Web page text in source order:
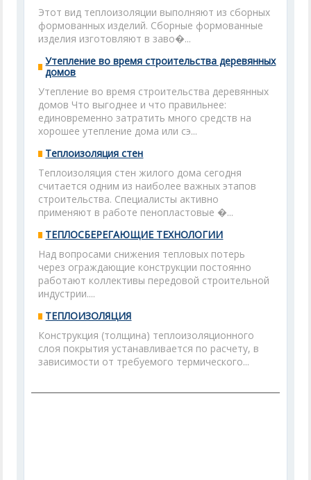
Этот вид теплоизоляции выполняют из сборных
формованных изделий. Сборные формованные
изделия изготовляют в заво�...
Утепление во время строительства деревянных
домов
Утепление во время строительства деревянных
домов Что выгоднее и что правильнее:
единовременно затратить много средств на
хорошее утепление дома или сэ...
Теплоизоляция стен
Теплоизоляция стен жилого дома сегодня
считается одним из наиболее важных этапов
строительства. Специалисты активно
применяют в работе пенопластовые �...
ТЕПЛОСБЕРЕГАЮЩИЕ ТЕХНОЛОГИИ
Над вопросами снижения тепловых потерь
через ограждающие конструкции постоянно
работают коллективы передовой строительной
индустрии....
ТЕПЛОИЗОЛЯЦИЯ
Конструкция (толщина) теплоизоляционного
слоя покрытия устанавливается по расчету, в
зависимости от требуемого термического...